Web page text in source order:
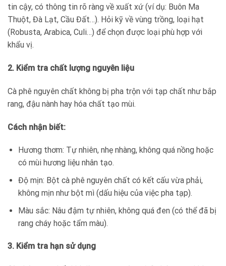
tin cậy, có thông tin rõ ràng về xuất xứ (ví dụ: Buôn Ma
Thuột, Đà Lạt, Cầu Đất…). Hỏi kỹ về vùng trồng, loại hạt
(Robusta, Arabica, Culi…) để chọn được loại phù hợp với
khẩu vị.
2. Kiểm tra chất lượng nguyên liệu
Cà phê nguyên chất không bị pha trộn với tạp chất như bắp
rang, đậu nành hay hóa chất tạo mùi.
Cách nhận biết:
Hương thơm: Tự nhiên, nhẹ nhàng, không quá nồng hoặc
có mùi hương liệu nhân tạo.
Độ mịn: Bột cà phê nguyên chất có kết cấu vừa phải,
không mịn như bột mì (dấu hiệu của việc pha tạp).
Màu sắc: Nâu đậm tự nhiên, không quá đen (có thể đã bị
rang cháy hoặc tẩm màu).
3. Kiểm tra hạn sử dụng